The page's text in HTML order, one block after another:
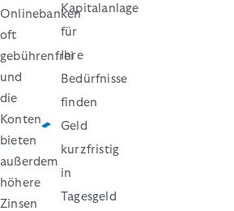
Onlinebanken
oft
gebührenfrei
und
die
Konten
bieten
außerdem
höhere
Zinsen
Kapitalanlage
für
Ihre
Bedürfnisse
finden
Geld
kurzfristig
in
Tagesgeld